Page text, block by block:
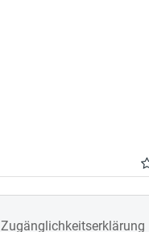
Zugänglichkeitserklärung